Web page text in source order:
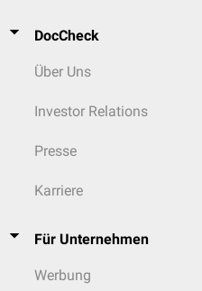
DocCheck
Über Uns
Investor Relations
Presse
Karriere
Für Unternehmen
Werbung